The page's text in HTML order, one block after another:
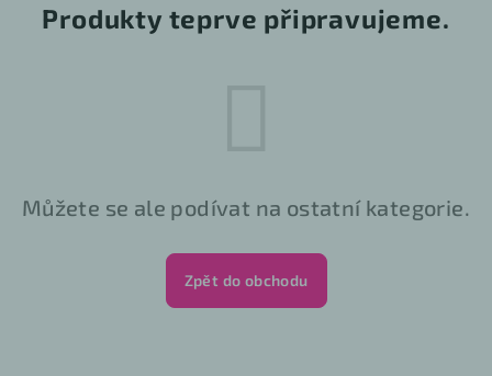
Produkty teprve připravujeme.
Můžete se ale podívat na ostatní kategorie.
Zpět do obchodu